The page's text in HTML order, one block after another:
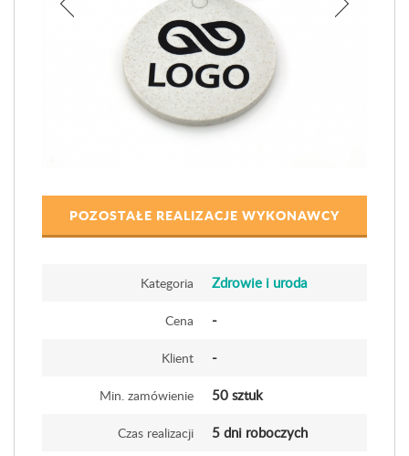
POZOSTAŁE REALIZACJE WYKONAWCY
Kategoria Zdrowie i uroda
Cena -
Klient -
Min. zamówienie 50 sztuk
Czas realizacji 5 dni roboczych